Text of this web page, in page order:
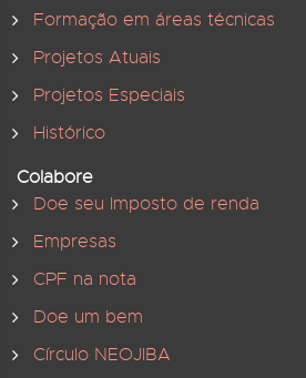
Formação em áreas técnicas
Projetos Atuais
Projetos Especiais
Histórico
Colabore
Doe seu Imposto de renda
Empresas
CPF na nota
Doe um bem
Círculo NEOJIBA